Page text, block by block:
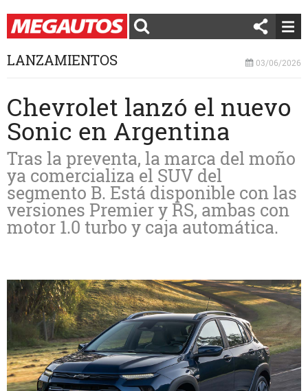
LANZAMIENTOS 03/06/2026
Chevrolet lanzó el nuevo
Sonic en Argentina
Tras la preventa, la marca del moño
ya comercializa el SUV del
segmento B. Está disponible con las
versiones Premier y RS, ambas con
motor 1.0 turbo y caja automática.